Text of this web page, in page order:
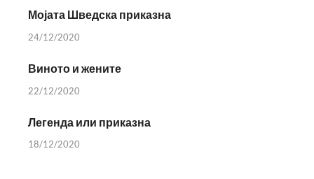
Мојата Шведска приказна
24/12/2020
Виното и жените
22/12/2020
Легенда или приказна
18/12/2020